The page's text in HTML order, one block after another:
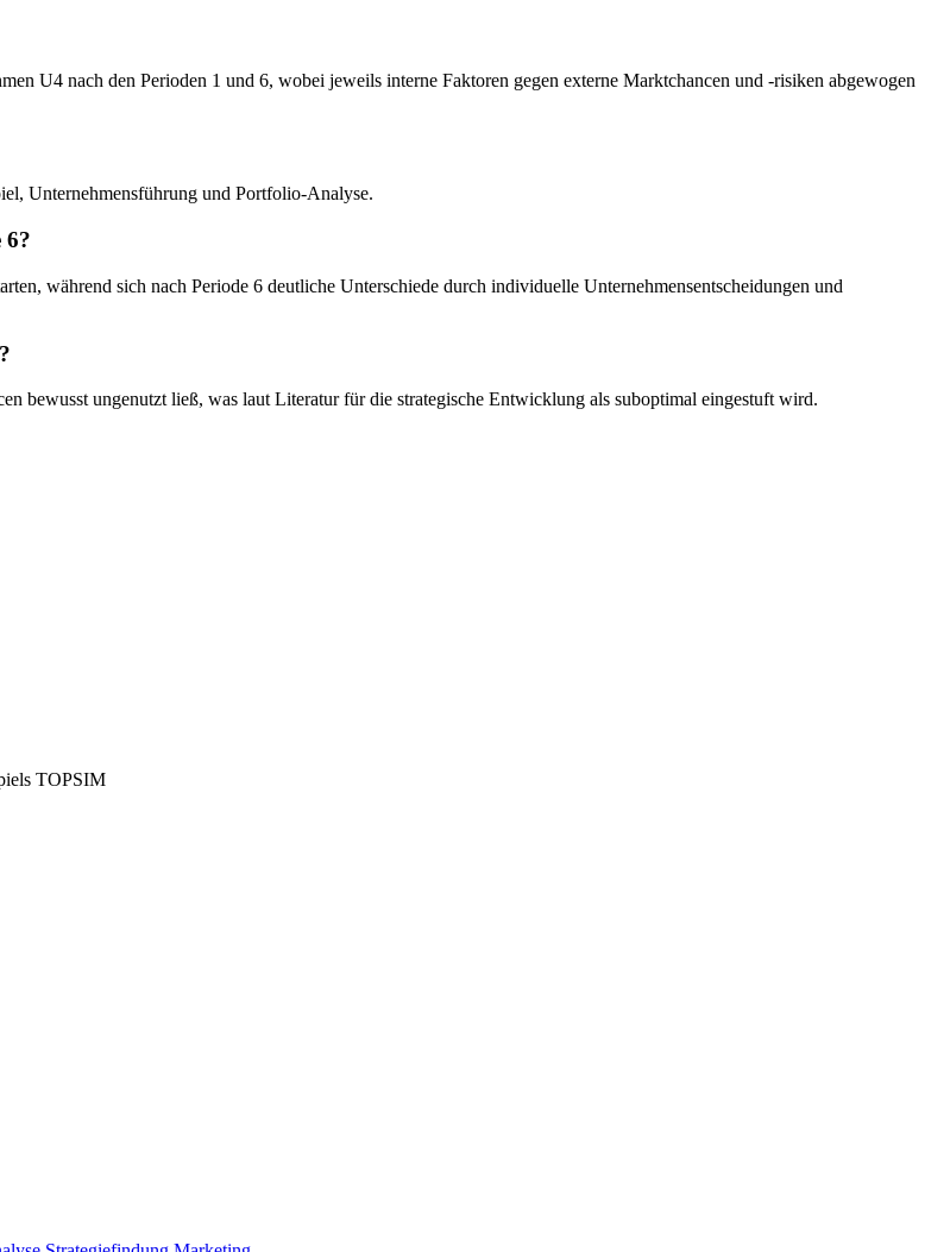
U4 nach den Perioden 1 und 6, wobei jeweils interne Faktoren gegen externe Marktchancen und -risiken abgewogen
Unternehmensführung und Portfolio-Analyse.
6?
während sich nach Periode 6 deutliche Unterschiede durch individuelle Unternehmensentscheidungen und
bewusst ungenutzt ließ, was laut Literatur für die strategische Entwicklung als suboptimal eingestuft wird.
TOPSIM